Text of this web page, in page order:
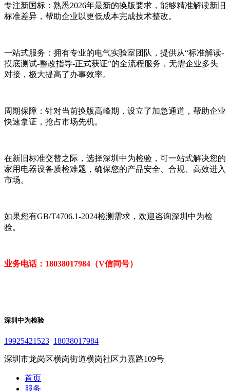
专注新国标：熟悉2026年最新的换版要求，能够精准解读新旧
标准差异，帮助企业以更低成本完成技术整改。
一站式服务：拥有专业的电气实验室团队，提供从“标准解读-
摸底测试-整改指导-正式获证”的全流程服务，无需企业多头
对接，极大提高了办事效率。
周期保障：针对当前换版高峰期，设立了加急通道，帮助企业
快速拿证，抢占市场先机。
在新旧标准交替之际，选择深圳中为检验，可一站式解决您的
家用电器设备质检难题，确保您的产品安全、合规、高效进入
市场。
如果您有GB/T4706.1-2024检测需求，欢迎咨询深圳中为检
验。
业务电话：18038017984（V信同号）
深圳中为检验
19925421523 18038017984
深圳市龙岗区横岗街道横岗社区力嘉路109号
首页
服务